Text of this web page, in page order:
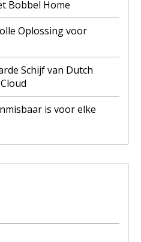
Bobbel Home
Oplossing voor
Schijf van Dutch
is voor elke